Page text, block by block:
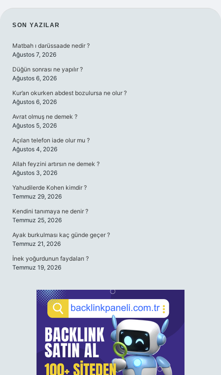
SIDEBAR
SON YAZILAR
Matbah ı darüssaade nedir ?
Ağustos 7, 2026
Düğün sonrası ne yapılır ?
Ağustos 6, 2026
Kur’an okurken abdest bozulursa ne olur ?
Ağustos 6, 2026
Avrat olmuş ne demek ?
Ağustos 5, 2026
Açılan telefon iade olur mu ?
Ağustos 4, 2026
Allah feyzini artırsın ne demek ?
Ağustos 3, 2026
Yahudilerde Kohen kimdir ?
Temmuz 29, 2026
Kendini tanımaya ne denir ?
Temmuz 25, 2026
Ayak burkulması kaç günde geçer ?
Temmuz 21, 2026
İnek yoğurdunun faydaları ?
Temmuz 19, 2026